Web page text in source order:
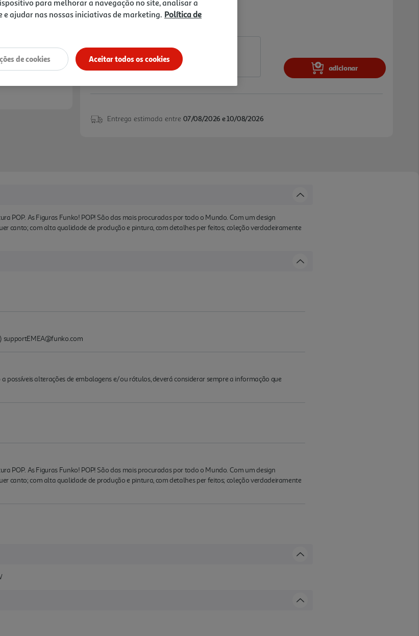
adicionar
Entrega estimada entre 07/08/2026 e 10/08/2026
POP. As Figuras Funko! POP! São das mais procuradas por todo o Mundo. Com um design
canto; com alta qualidade de produção e pintura, com detalhes per feitos; coleção verdadeiramente
supportEMEA@funko.com
possíveis alterações de embalagens e/ou rótulos, deverá considerar sempre a informação que
POP. As Figuras Funko! POP! São das mais procuradas por todo o Mundo. Com um design
canto; com alta qualidade de produção e pintura, com detalhes per feitos; coleção verdadeiramente
para melhorar a navegação no site, analisar a
e ajudar nas nossas iniciativas de marketing. Política de
Aceitar todos os cookies
de cookies